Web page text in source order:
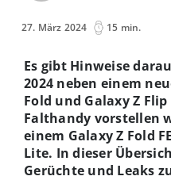
27. März 2024 15 min.
Es gibt Hinweise
2024 neben einem
Fold und Galaxy Z
Falthandy vorstellen
einem Galaxy Z Fold
Lite. In dieser
Gerüchte und Leaks